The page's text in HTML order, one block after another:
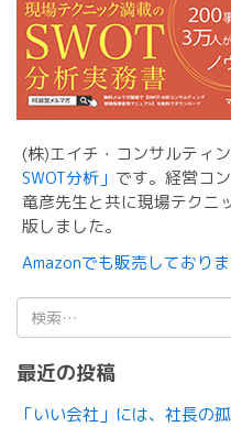
(株)エイチ・コンサルティ
SWOT分析」 です。経営コ
竜彦先生と共に現場テクニ
版しました。
Amazonでも販売しておりま
検
索:
最近の投稿
「いい会社」には、社長の